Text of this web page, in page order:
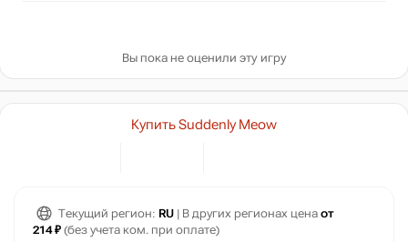
Вы пока не оценили эту игру
Купить Suddenly Meow
Текущий регион: RU | В других регионах цена от
214 ₽ (без учета ком. при оплате)